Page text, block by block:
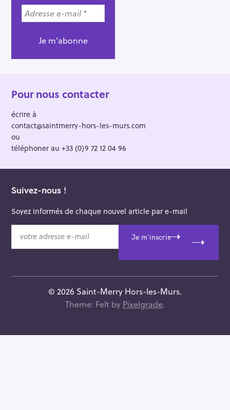
Pour nous contacter
écrire à
contact@saintmerry-hors-les-murs.com
ou
téléphoner au +33 (0)9 72 12 04 96
Suivez-nous !
Soyez informés de chaque nouvel article par e-mail
t
e
Je m'inscris
© 2026 Saint-Merry Hors-les-Murs.
Theme: Felt by Pixelgrade.